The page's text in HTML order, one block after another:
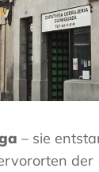
– sie
der